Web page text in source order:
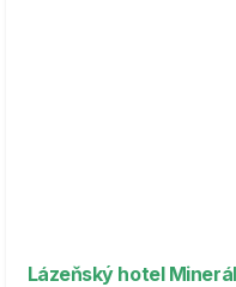
Lázeňský hotel